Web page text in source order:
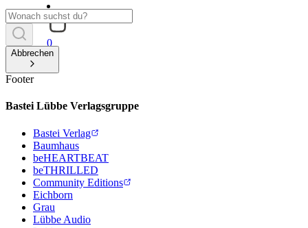
0
Abbrechen
Footer
Bastei Lübbe Verlagsgruppe
Bastei Verlag
Baumhaus
beHEARTBEAT
beTHRILLED
Community Editions
Eichborn
Grau
Lübbe Audio